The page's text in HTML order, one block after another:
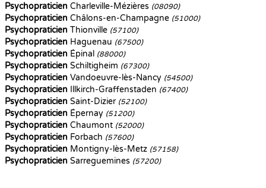
Psychopraticien Charleville-Mézières (08090)
Psychopraticien Châlons-en-Champagne (51000)
Psychopraticien Thionville (57100)
Psychopraticien Haguenau (67500)
Psychopraticien Épinal (88000)
Psychopraticien Schiltigheim (67300)
Psychopraticien Vandoeuvre-lès-Nancy (54500)
Psychopraticien Illkirch-Graffenstaden (67400)
Psychopraticien Saint-Dizier (52100)
Psychopraticien Épernay (51200)
Psychopraticien Chaumont (52000)
Psychopraticien Forbach (57600)
Psychopraticien Montigny-lès-Metz (57158)
Psychopraticien Sarreguemines (57200)